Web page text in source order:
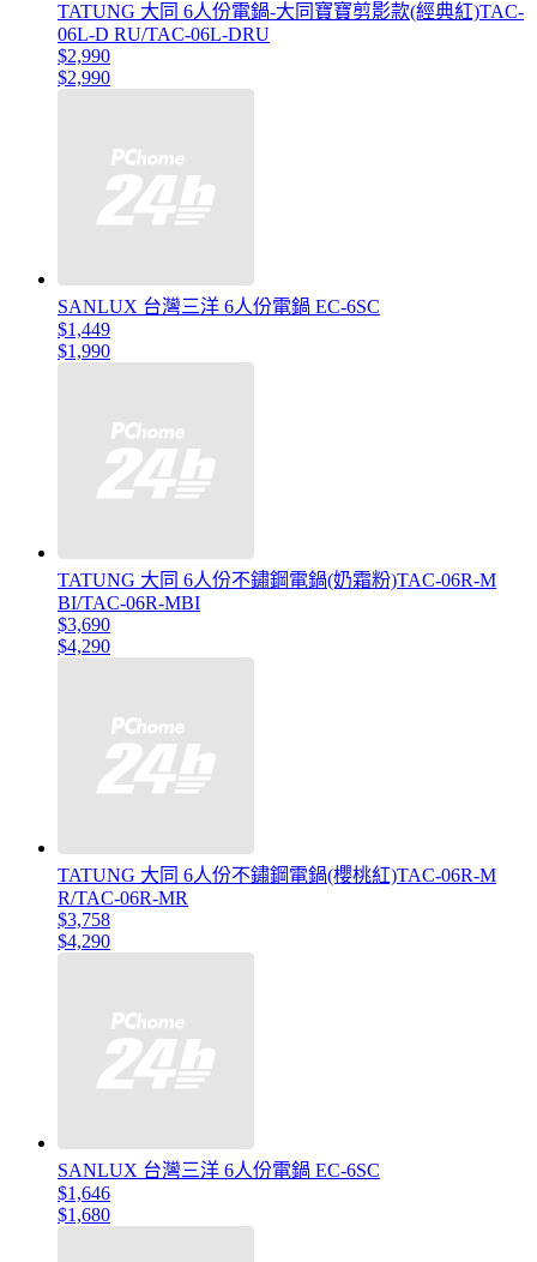
TATUNG 大同 6人份電鍋-大同寶寶剪影款(經典紅)TAC-
06L-D RU/TAC-06L-DRU
$2,990
$2,990
SANLUX 台灣三洋 6人份電鍋 EC-6SC
$1,449
$1,990
TATUNG 大同 6人份不鏽鋼電鍋(奶霜粉)TAC-06R-M
BI/TAC-06R-MBI
$3,690
$4,290
TATUNG 大同 6人份不鏽鋼電鍋(櫻桃紅)TAC-06R-M
R/TAC-06R-MR
$3,758
$4,290
SANLUX 台灣三洋 6人份電鍋 EC-6SC
$1,646
$1,680